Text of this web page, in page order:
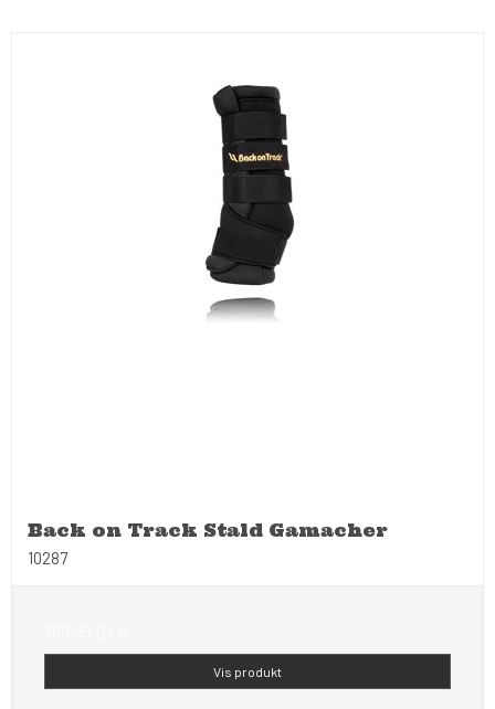
Back on Track Stald Gamacher
10287
Vis produkt